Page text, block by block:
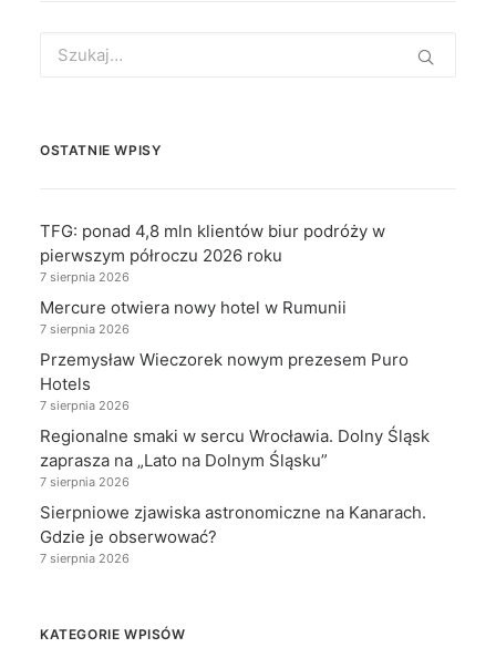
for:
OSTATNIE WPISY
TFG: ponad 4,8 mln klientów biur podróży w
pierwszym półroczu 2026 roku
7 sierpnia 2026
Mercure otwiera nowy hotel w Rumunii
7 sierpnia 2026
Przemysław Wieczorek nowym prezesem Puro
Hotels
7 sierpnia 2026
Regionalne smaki w sercu Wrocławia. Dolny Śląsk
zaprasza na „Lato na Dolnym Śląsku”
7 sierpnia 2026
Sierpniowe zjawiska astronomiczne na Kanarach.
Gdzie je obserwować?
7 sierpnia 2026
KATEGORIE WPISÓW